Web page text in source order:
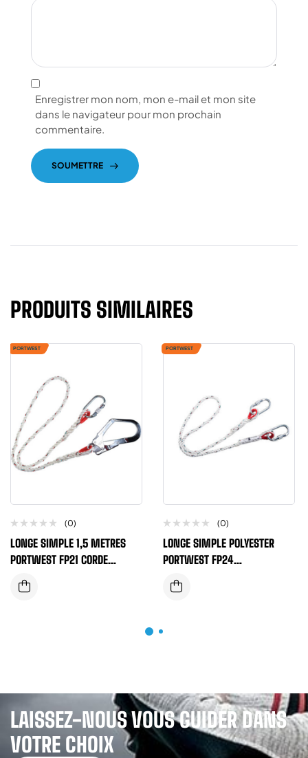
Enregistrer mon nom, mon e-mail et mon site
dans le navigateur pour mon prochain
commentaire.
SOUMETTRE
PRODUITS SIMILAIRES
PORTWEST
(0)
LONGE SIMPLE 1,5 METRES
PORTWEST FP21 CORDE
POLYESTER
CROCHET/MOUSQUETON
PORTWEST
(0)
LONGE SIMPLE POLYESTER
PORTWEST FP24
MOUSQUETON/MOUSQUETON
LONGUEUR 1,5 METRES
LAISSEZ-NOUS VOUS GUIDER DANS
VOTRE CHOIX